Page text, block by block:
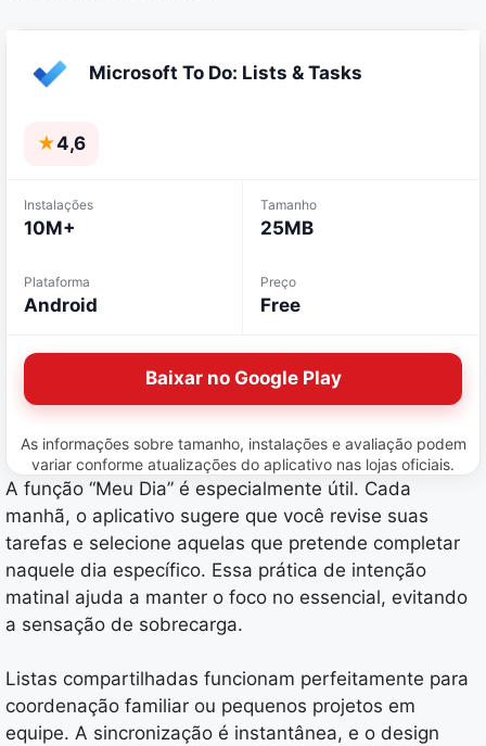
Microsoft To Do: Lists & Tasks
★4,6
Instalações
10M+
Tamanho
25MB
Plataforma
Android
Preço
Free
Baixar no Google Play
As informações sobre tamanho, instalações e avaliação podem
variar conforme atualizações do aplicativo nas lojas oficiais.
A função “Meu Dia” é especialmente útil. Cada
manhã, o aplicativo sugere que você revise suas
tarefas e selecione aquelas que pretende completar
naquele dia específico. Essa prática de intenção
matinal ajuda a manter o foco no essencial, evitando
a sensação de sobrecarga.
Listas compartilhadas funcionam perfeitamente para
coordenação familiar ou pequenos projetos em
equipe. A sincronização é instantânea, e o design